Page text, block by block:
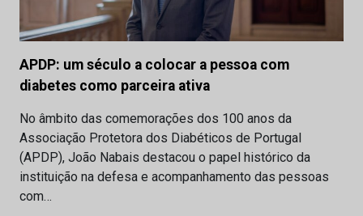
APDP: um século a colocar a pessoa com
diabetes como parceira ativa
No âmbito das comemorações dos 100 anos da
Associação Protetora dos Diabéticos de Portugal
(APDP), João Nabais destacou o papel histórico da
instituição na defesa e acompanhamento das pessoas
com…